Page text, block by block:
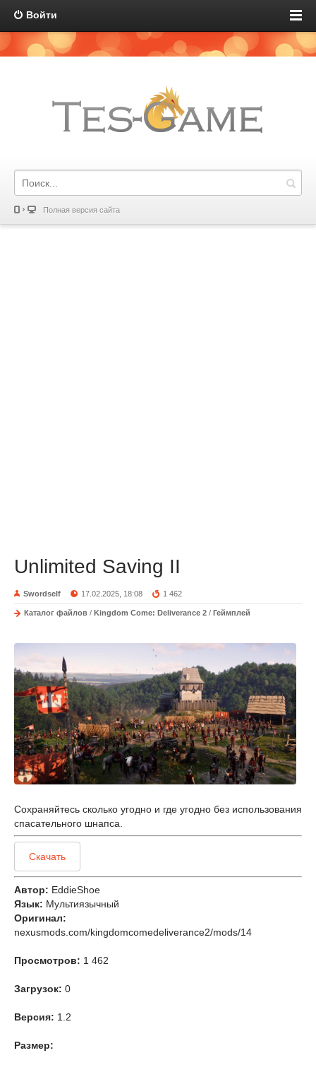
Войти
Полная версия сайта
Unlimited Saving II
Swordself 17.02.2025, 18:08 1 462
Каталог файлов / Kingdom Come: Deliverance 2 / Геймплей
Сохраняйтесь сколько угодно и где угодно без использования
спасательного шнапса.
Скачать
Автор: EddieShoe
Язык: Мультиязычный
Оригинал:
nexusmods.com/kingdomcomedeliverance2/mods/14
Просмотров: 1 462
Загрузок: 0
Версия: 1.2
Размер: